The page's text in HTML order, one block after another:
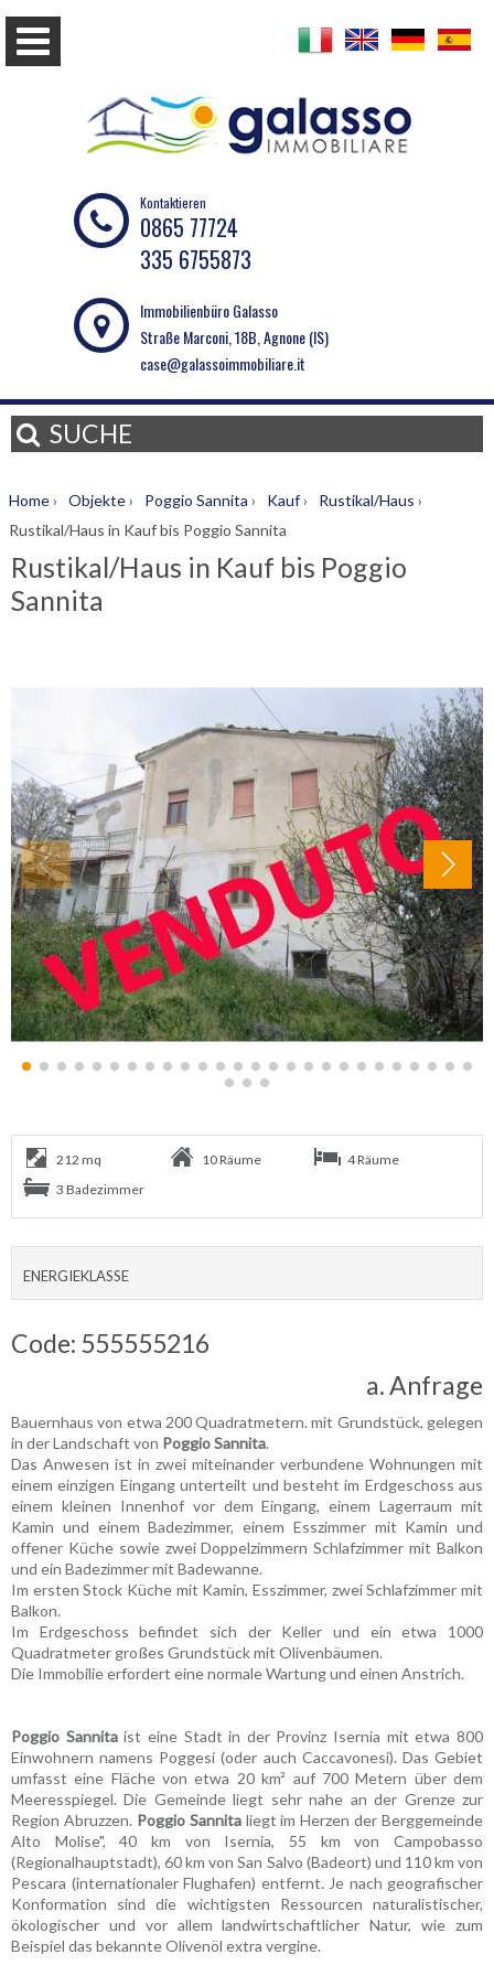
Kontaktieren
0865 77724
335 6755873
Immobilienbüro Galasso
Straße Marconi, 18B, Agnone (IS)
case@galassoimmobiliare.it
SUCHE
Home› Objekte› Poggio Sannita › Kauf› Rustikal/Haus ›
Rustikal/Haus in Kauf bis Poggio Sannita
Rustikal/Haus in Kauf bis Poggio
Sannita
212 mq 10 Räume
4 Räume
3 Badezimmer
ENERGIEKLASSE
Code: 555555216
a. Anfrage
Bauernhaus von etwa 200 Quadratmetern. mit Grundstück, gelegen
in der Landschaft von Poggio Sannita.
Das Anwesen ist in zwei miteinander verbundene Wohnungen mit
einem einzigen Eingang unterteilt und besteht im Erdgeschoss aus
einem kleinen Innenhof vor dem Eingang, einem Lagerraum mit
Kamin und einem Badezimmer, einem Esszimmer mit Kamin und
offener Küche sowie zwei Doppelzimmern Schlafzimmer mit Balkon
und ein Badezimmer mit Badewanne.
Im ersten Stock Küche mit Kamin, Esszimmer, zwei Schlafzimmer mit
Balkon.
Im Erdgeschoss befindet sich der Keller und ein etwa 1000
Quadratmeter großes Grundstück mit Olivenbäumen.
Die Immobilie erfordert eine normale Wartung und einen Anstrich.
Poggio Sannitaist eine Stadt in der Provinz Isernia mit etwa 800
Einwohnern namens Poggesi (oder auch Caccavonesi). Das Gebiet
umfasst eine Fläche von etwa 20 km² auf 700 Metern über dem
Meeresspiegel. Die Gemeinde liegt sehr nahe an der Grenze zur
Region Abruzzen. Poggio Sannitaliegt im Herzen der Berggemeinde
Alto Molise", 40 km von Isernia, 55 km von Campobasso
(Regionalhauptstadt), 60 km von San Salvo (Badeort) und 110 km von
Pescara (internationaler Flughafen) entfernt. Je nach geografischer
Konformation sind die wichtigsten Ressourcen naturalistischer,
ökologischer und vor allem landwirtschaftlicher Natur, wie zum
Beispiel das bekannte Olivenöl extra vergine.